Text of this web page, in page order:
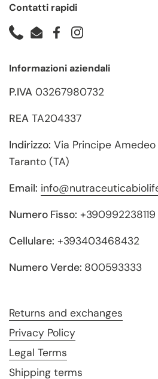
Contatti rapidi
PhoneEmailFacebookInstagram
Informazioni aziendali
P.IVA 03267980732
REA TA204337
Indirizzo: Via Principe Amedeo
Taranto (TA)
Email:
Numero Fisso: +390992238119
Cellulare: +393403468432
Numero Verde: 800593333
Returns and exchanges
Privacy Policy
Legal Terms
Shipping terms